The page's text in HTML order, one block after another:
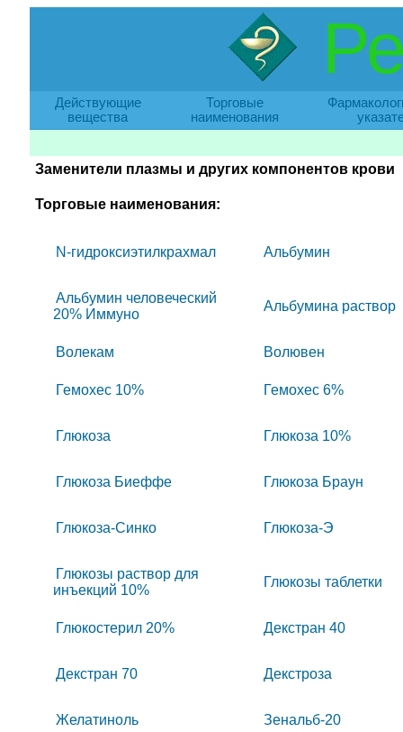
Действующие
вещества
Торговые
наименования
Заменители плазмы и других компонентов крови
Торговые наименования:
N-гидроксиэтилкрахмал Альбумин
Альбумин человеческий
20% Иммуно
Альбумина раствор
Волекам Волювен
Гемохес 10% Гемохес 6%
Глюкоза Глюкоза 10%
Глюкоза Биеффе Глюкоза Браун
Глюкоза-Синко Глюкоза-Э
Глюкозы раствор для
инъекций 10%
Глюкозы таблетки
Глюкостерил 20% Декстран 40
Декстран 70 Декстроза
Желатиноль Зенальб-20